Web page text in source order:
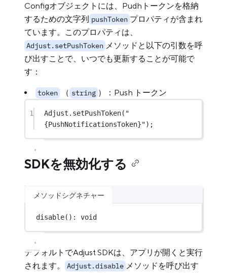
Configオブジェクトには、Pudhトークンを格納
するための文字列 pushToken プロパティが含まれ
ています。このプロパティは、
Adjust.setPushToken メソッドと以下の引数を呼
び出すことで、いつでも更新することが可能で
す：
token （ string ）：Push トークン
1 Adjust. setPushToken( "
{PushNotificationsToken}");
SDKを無効化する
メソッドシグネチャー
disable(): void
デフォルトでAdjust SDKは、アプリが開くと実行
されます。
Adjust.disable メソッドを呼び出す